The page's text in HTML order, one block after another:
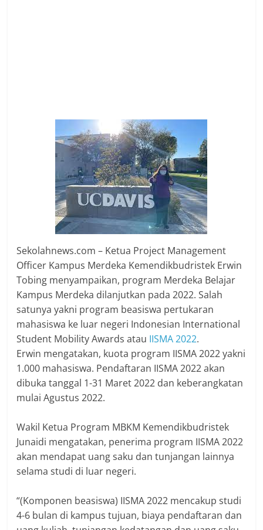
Sekolahnews.com – Ketua Project Management
Officer Kampus Merdeka Kemendikbudristek Erwin
Tobing menyampaikan, program Merdeka Belajar
Kampus Merdeka dilanjutkan pada 2022. Salah
satunya yakni program beasiswa pertukaran
mahasiswa ke luar negeri Indonesian International
Student Mobility Awards atau IISMA 2022.
Erwin mengatakan, kuota program IISMA 2022 yakni
1.000 mahasiswa. Pendaftaran IISMA 2022 akan
dibuka tanggal 1-31 Maret 2022 dan keberangkatan
mulai Agustus 2022.
Wakil Ketua Program MBKM Kemendikbudristek
Junaidi mengatakan, penerima program IISMA 2022
akan mendapat uang saku dan tunjangan lainnya
selama studi di luar negeri.
“(Komponen beasiswa) IISMA 2022 mencakup studi
4-6 bulan di kampus tujuan, biaya pendaftaran dan